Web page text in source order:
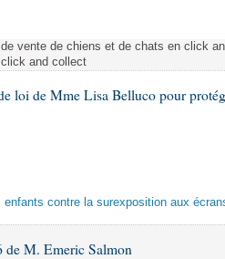
vente de chiens et de chats en click
and collect
loi de Mme Lisa Belluco pour
enfants contre la surexposition aux
de M. Emeric Salmon